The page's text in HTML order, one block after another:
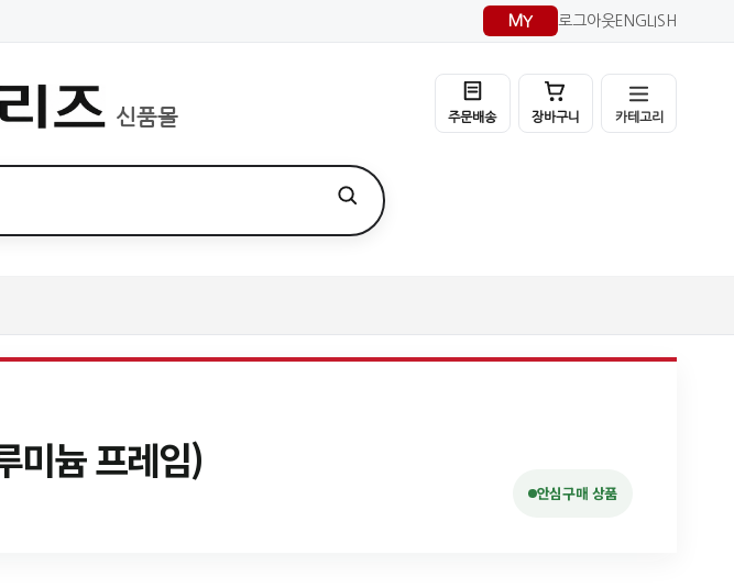
MY 로그아웃ENGLISH
신품몰 주문배송 장바구니 카테고리
미늄 프레임)
안심구매 상품